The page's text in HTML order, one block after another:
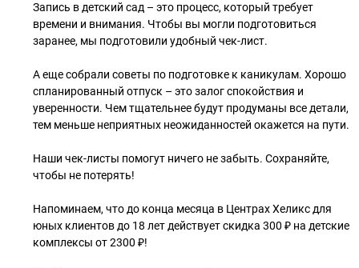
Запись в детский сад – это процесс, который требует
времени и внимания. Чтобы вы могли подготовиться
заранее, мы подготовили удобный чек-лист.
А еще собрали советы по подготовке к каникулам. Хорошо
спланированный отпуск – это залог спокойствия и
уверенности. Чем тщательнее будут продуманы все детали,
тем меньше неприятных неожиданностей окажется на пути.
Наши чек-листы помогут ничего не забыть. Сохраняйте,
чтобы не потерять!
Напоминаем, что до конца месяца в Центрах Хеликс для
юных клиентов до 18 лет действует скидка 300 ₽ на детские
комплексы от 2300 ₽!